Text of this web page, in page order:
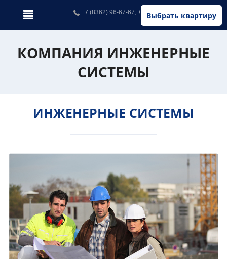
Выбрать квартиру
+7 (8362) 96-67-67, +7 (902) 326-67-67
КОМПАНИЯ ИНЖЕНЕРНЫЕ
СИСТЕМЫ
ИНЖЕНЕРНЫЕ СИСТЕМЫ